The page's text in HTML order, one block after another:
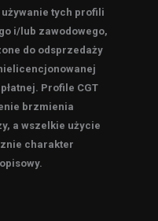
tych profili
i/lub zawodowego,
do odsprzedaży
Profile CGT
brzmienia
a wszelkie użycie
charakter